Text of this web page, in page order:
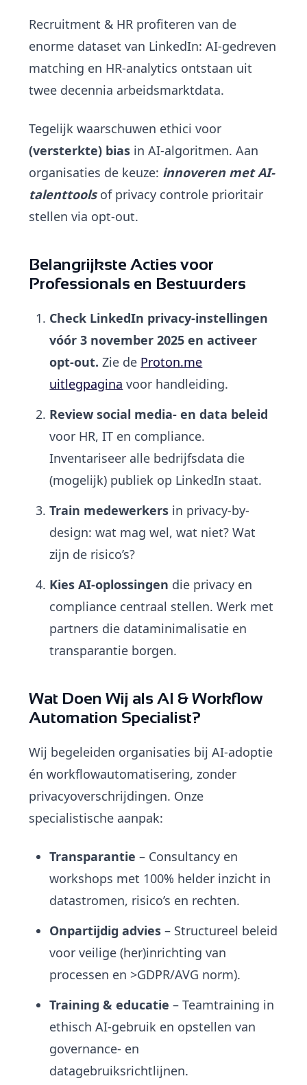
Recruitment & HR profiteren van de
enorme dataset van LinkedIn: AI-gedreven
matching en HR-analytics ontstaan uit
twee decennia arbeidsmarktdata.
Tegelijk waarschuwen ethici voor
(versterkte) bias in AI-algoritmen. Aan
organisaties de keuze: innoveren met AI-
talenttoolsof privacy controle prioritair
stellen via opt-out.
Belangrijkste Acties voor
Professionals en Bestuurders
Check LinkedIn privacy-instellingen
vóór 3 november 2025 en activeer
opt-out. Zie de Proton.me
uitlegpagina voor handleiding.
Review social media- en data beleid
voor HR, IT en compliance.
Inventariseer alle bedrijfsdata die
(mogelijk) publiek op LinkedIn staat.
Train medewerkers in privacy-by-
design: wat mag wel, wat niet? Wat
zijn de risico’s?
Kies AI-oplossingen die privacy en
compliance centraal stellen. Werk met
partners die dataminimalisatie en
transparantie borgen.
Wat Doen Wij als AI & Workflow
Automation Specialist?
Wij begeleiden organisaties bij AI-adoptie
én workflowautomatisering, zonder
privacyoverschrijdingen. Onze
specialistische aanpak:
Transparantie – Consultancy en
workshops met 100% helder inzicht in
datastromen, risico’s en rechten.
Onpartijdig advies – Structureel beleid
voor veilige (her)inrichting van
processen en >GDPR/AVG norm).
Training & educatie – Teamtraining in
ethisch AI-gebruik en opstellen van
governance- en
datagebruiksrichtlijnen.